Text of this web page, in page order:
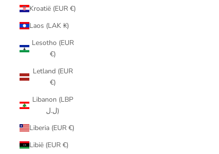
Kroatië (EUR €)
Laos (LAK ₭)
Lesotho (EUR
€)
Letland (EUR
€)
Libanon (LBP
ل.ل)
Liberia (EUR €)
Libië (EUR €)